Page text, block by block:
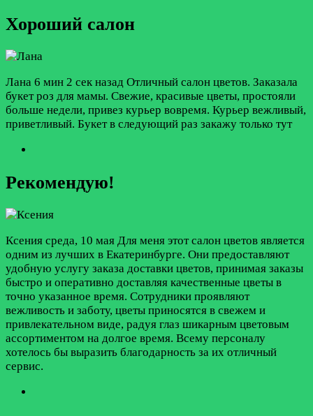
Хороший салон
Лана 6 мин 2 сек назад Отличный салон цветов. Заказала
букет роз для мамы. Свежие, красивые цветы, простояли
больше недели, привез курьер вовремя. Курьер вежливый,
приветливый. Букет в следующий раз закажу только тут
Рекомендую!
Ксения среда, 10 мая Для меня этот салон цветов является
одним из лучших в Екатеринбурге. Они предоставляют
удобную услугу заказа доставки цветов, принимая заказы
быстро и оперативно доставляя качественные цветы в
точно указанное время. Сотрудники проявляют
вежливость и заботу, цветы приносятся в свежем и
привлекательном виде, радуя глаз шикарным цветовым
ассортиментом на долгое время. Всему персоналу
хотелось бы выразить благодарность за их отличный
сервис.